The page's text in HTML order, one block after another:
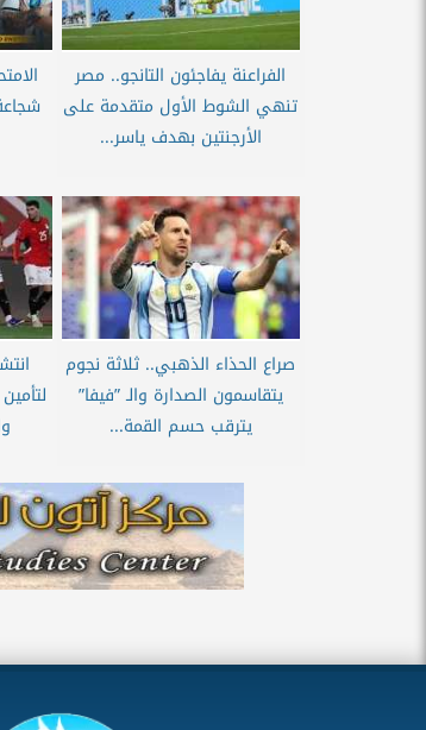
الفراعنة يفاجئون التانجو.. مصر
تنهي الشوط الأول متقدمة على
الأرجنتين بهدف ياسر...
صراع الحذاء الذهبي.. ثلاثة نجوم
يتقاسمون الصدارة والـ ”فيفا”
يترقب حسم القمة...